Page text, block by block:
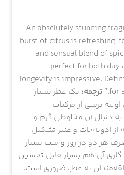
“An absolutely stunning
burst of citrus is refreshing,
and sensual blend of
perfect for both day
longevity is impressive.
for
ترجمه: یک عطر بسیار
ترشی از مرکبات
دنبال آن مخلوطی گرم و
ادویه‌جات و عنبر تشکیل
هر دو در روز و شب بسیار
آن هم بسیار قابل تحسین
به عطر، ضروری است.